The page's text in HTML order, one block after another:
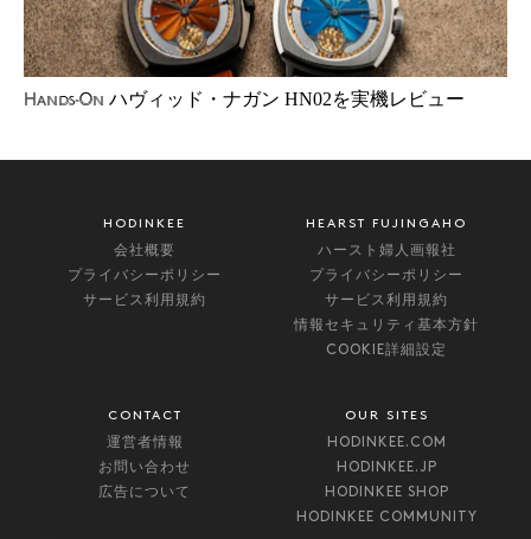
Hands-On ハヴィッド・ナガン HN02を実機レビュー
HODINKEE
会社概要
プライバシーポリシー
サービス利用規約
HEARST FUJINGAHO
ハースト婦人画報社
プライバシーポリシー
サービス利用規約
情報セキュリティ基本方針
COOKIE詳細設定
CONTACT
運営者情報
お問い合わせ
広告について
OUR SITES
HODINKEE.COM
HODINKEE.JP
HODINKEE SHOP
HODINKEE COMMUNITY